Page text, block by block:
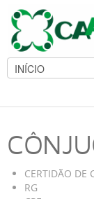
CERTIDÃO DE
RG